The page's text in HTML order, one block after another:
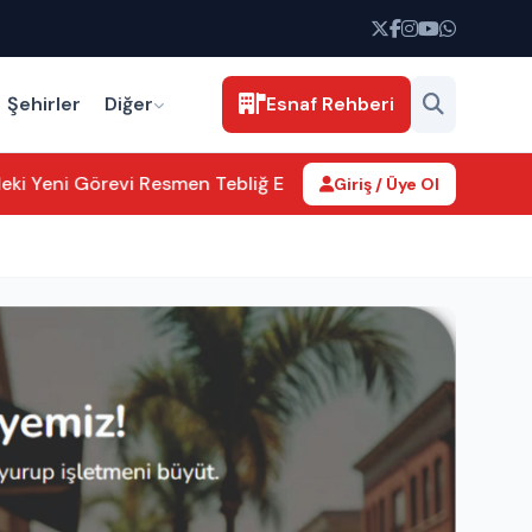
Şehirler Diğer Esnaf Rehberi
Yeni Görevi Resmen Tebliğ Edildi Aksaray’da kamu
Giriş / Üye Ol